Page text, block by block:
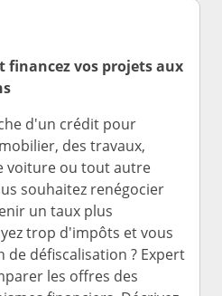
financez vos projets aux
d'un crédit pour
des travaux,
voiture ou tout autre
souhaitez renégocier
un taux plus
trop d'impôts et vous
de défiscalisation ? Expert
les offres des